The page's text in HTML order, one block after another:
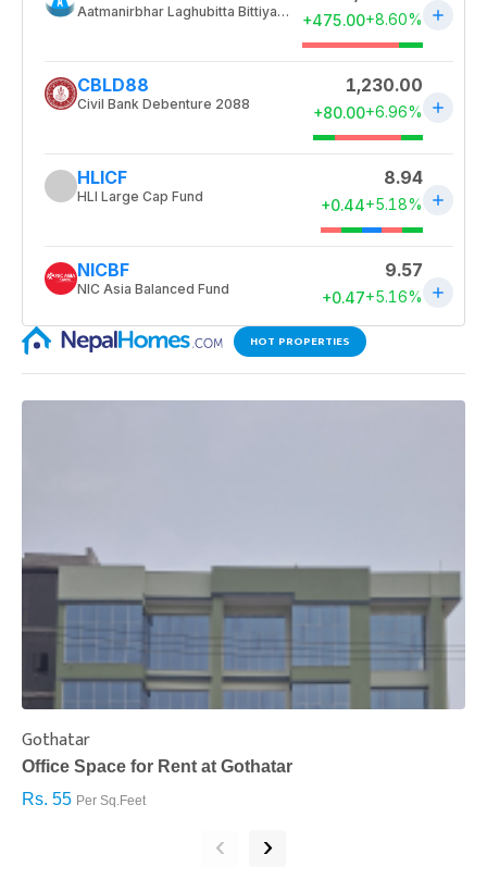
HOT PROPERTIES
Gothatar
Office Space for Rent at Gothatar
Rs. 55 Per Sq.Feet
‹ ›